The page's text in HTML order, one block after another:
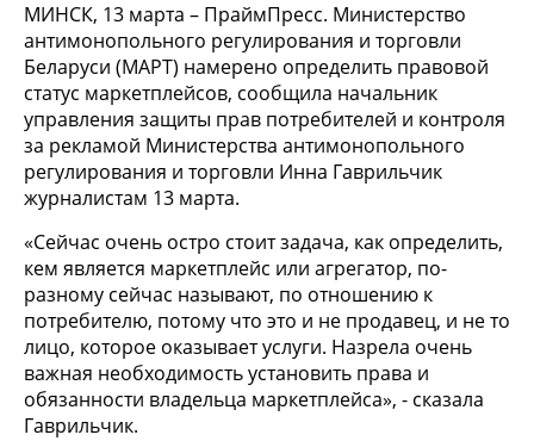
МИНСК, 13 марта – ПраймПресс. Министерство
антимонопольного регулирования и торговли
Беларуси (МАРТ) намерено определить правовой
статус маркетплейсов, сообщила начальник
управления защиты прав потребителей и контроля
за рекламой Министерства антимонопольного
регулирования и торговли Инна Гаврильчик
журналистам 13 марта.
«Сейчас очень остро стоит задача, как определить,
кем является маркетплейс или агрегатор, по-
разному сейчас называют, по отношению к
потребителю, потому что это и не продавец, и не то
лицо, которое оказывает услуги. Назрела очень
важная необходимость установить права и
обязанности владельца маркетплейса», - сказала
Гаврильчик.